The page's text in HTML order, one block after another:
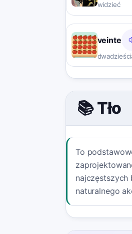
widzieć
veinte
📚 Tło
To
najczęstszych
naturalnego